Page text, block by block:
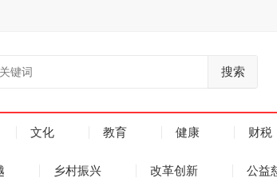
搜索
文化 教育 健康 财税
乡村振兴 改革创新 公益